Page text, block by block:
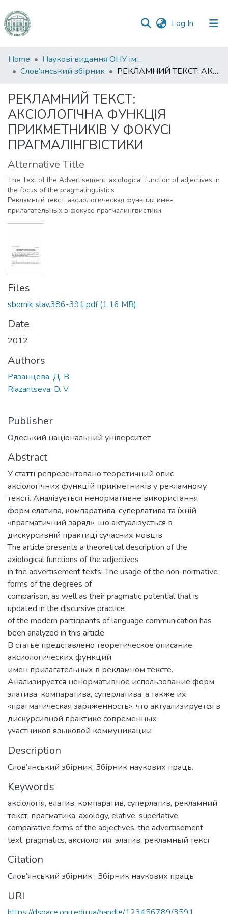
Log In (current)
Communities
&
All of DSpace
Statistics
Home
Наукові видання ОНУ імені І. І. Мечникова
Слов’янський збірник
РЕКЛАМНИЙ ТЕКСТ: АКСІОЛОГІЧНА ФУНКЦІЯ ПРИКМЕТНИКІВ У ФОКУСІ ПРАГМАЛІНГВІСТИКИ
РЕКЛАМНИЙ ТЕКСТ:
АКСІОЛОГІЧНА ФУНКЦІЯ
ПРИКМЕТНИКІВ У ФОКУСІ
ПРАГМАЛІНГВІСТИКИ
Alternative Title
The Text of the Advertisement: axiological function of adjectives in
the focus of the pragmalinguistics
Рекламный текст: аксиологическая функция имен
прилагательных в фокусе прагмалингвистики
Files
sbornik slav.386-391.pdf(1.16 MB)
Date
2012
Authors
Рязанцева, Д. В.
Riazantseva, D. V.
Publisher
Одеський національний університет
Abstract
У статті репрезентовано теоретичний опис
аксіологічних функцій прикметників у рекламному
тексті. Аналізується ненормативне використання
форм елатива, компаратива, суперлатива та їхній
«прагматичний заряд», що актуалізується в
дискурсивній практиці сучасних мовців
The article presents a theoretical description of the
axiological functions of the adjectives
in the advertisement texts. The usage of the non-normative
forms of the degrees of
comparison, as well as their pragmatic potential that is
updated in the discursive practice
of the modern participants of language communication has
been analyzed in this article
В статье представлено теоретическое описание
аксиологических функций
имен прилагательных в рекламном тексте.
Анализируется ненормативное использование форм
элатива, компаратива, суперлатива, а также их
«прагматическая заряженность», что актуализируется в
дискурсивной практике современных
участников языковой коммуникации
Description
Слов’янський збірник: Збірник наукових праць.
Keywords
аксіологія, елатив, компаратив, суперлатив, рекламний
текст, прагматика, axiology, elative, superlative,
comparative forms of the adjectives, the advertisement
text, pragmatics, аксиология, элатив, рекламный текст
Citation
Слов’янський збірник : Збірник наукових праць
URI